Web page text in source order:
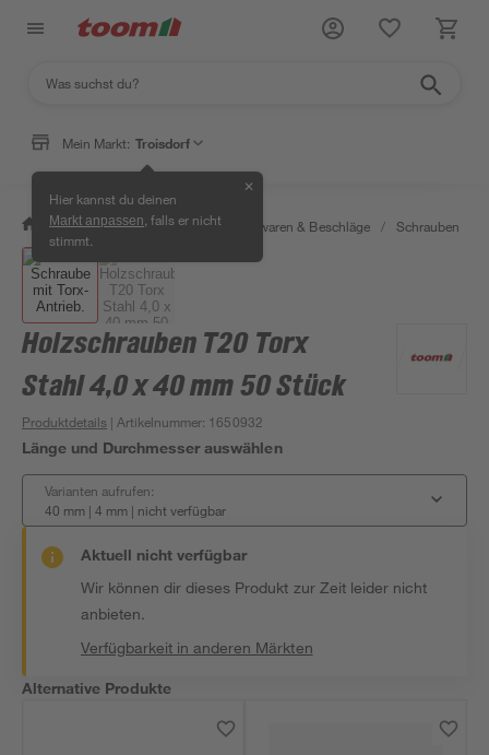
Mein Markt: Troisdorf
Hier kannst du deinen
Markt anpassen , falls er nicht
stimmt.
✕
/ Werkstatt & Maschinen / Eisenwaren & Beschläge / Schrauben
Holzschrauben T20 Torx
Stahl 4,0 x 40 mm 50 Stück
Produktdetails | Artikelnummer: 1650932
Länge und Durchmesser auswählen
Varianten aufrufen:
40 mm | 4 mm | nicht verfügbar
Aktuell nicht verfügbar
Wir können dir dieses Produkt zur Zeit leider nicht
anbieten.
Verfügbarkeit in anderen Märkten
Alternative Produkte